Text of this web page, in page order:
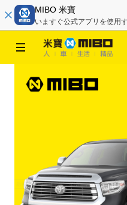
MIBO 米寶
いますぐ公式アプリを使用